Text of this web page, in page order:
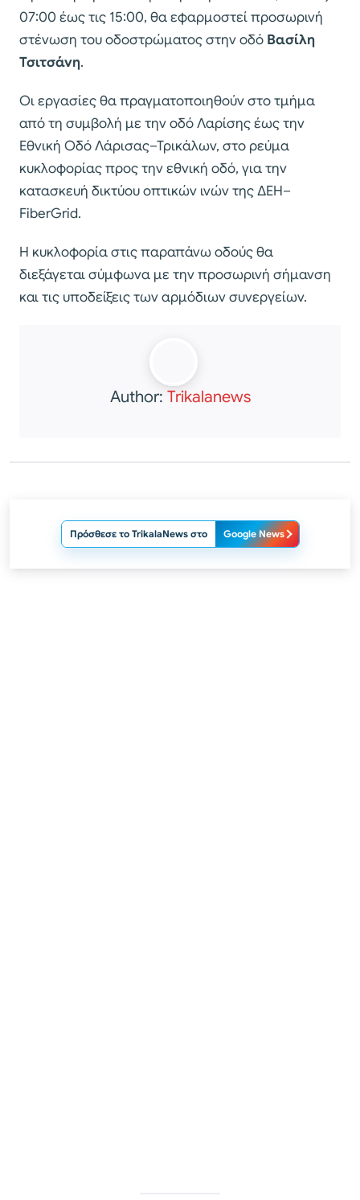
07:00 έως τις 15:00, θα εφαρμοστεί προσωρινή
στένωση του οδοστρώματος στην οδό Βασίλη
Τσιτσάνη.
Οι εργασίες θα πραγματοποιηθούν στο τμήμα
από τη συμβολή με την οδό Λαρίσης έως την
Εθνική Οδό Λάρισας–Τρικάλων, στο ρεύμα
κυκλοφορίας προς την εθνική οδό, για την
κατασκευή δικτύου οπτικών ινών της ΔΕΗ–
FiberGrid.
Η κυκλοφορία στις παραπάνω οδούς θα
διεξάγεται σύμφωνα με την προσωρινή σήμανση
και τις υποδείξεις των αρμόδιων συνεργείων.
Author: Trikalanews
Πρόσθεσε το TrikalaNews στο Google News